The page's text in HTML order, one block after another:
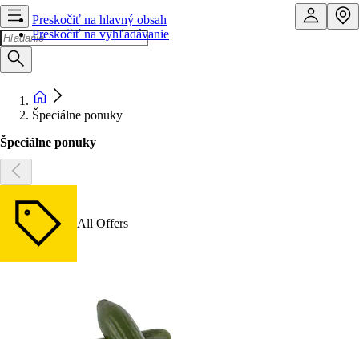
Preskočiť na hlavný obsah
Preskočiť na vyhľadávanie
Špeciálne ponuky
Špeciálne ponuky
All Offers